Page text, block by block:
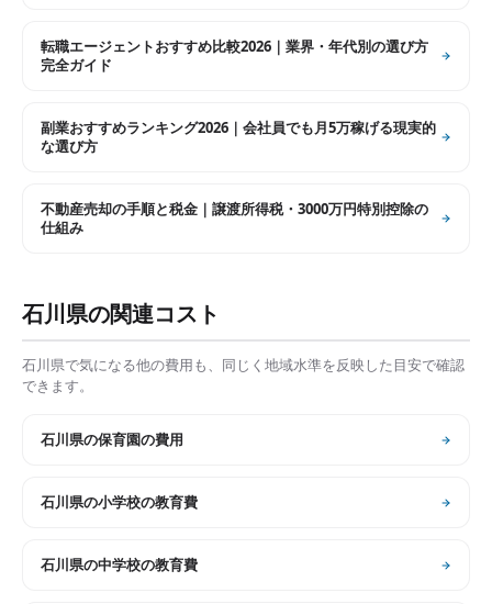
転職エージェントおすすめ比較2026｜業界・年代別の選び方
完全ガイド
副業おすすめランキング2026｜会社員でも月5万稼げる現実的
な選び方
不動産売却の手順と税金｜譲渡所得税・3000万円特別控除の
仕組み
石川県の関連コスト
石川県で気になる他の費用も、同じく地域水準を反映した目安で確認
できます。
石川県の保育園の費用
石川県の小学校の教育費
石川県の中学校の教育費